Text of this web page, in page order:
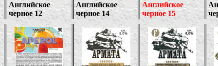
Английское
черное 12
Английское
черное 14
Английское
черное 15